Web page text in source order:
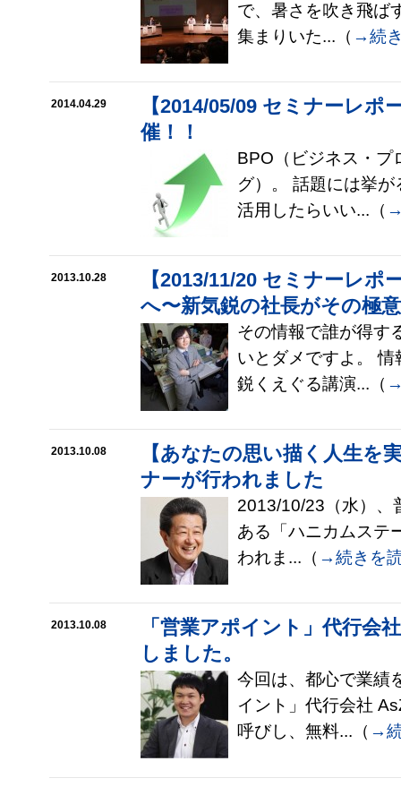
で、暑さを吹き飛ば
集まりいた...（ →続
2014.04.29
【2014/05/09 セミナーレポ
催！！
BPO（ビジネス・プ
グ）。 話題には挙
活用したらいい...（
2013.10.28
【2013/11/20 セミナーレポ
へ〜新気鋭の社長がその極
その情報で誰が得す
いとダメですよ。
鋭くえぐる講演...（
2013.10.08
【あなたの思い描く人生を
ナーが行われました
2013/10/23（水）、
ある「ハニカムステ
われま...（ →続きを
2013.10.08
「営業アポイント」代行会
しました。
今回は、都心で業績
イント」代行会社
呼びし、無料...（ →